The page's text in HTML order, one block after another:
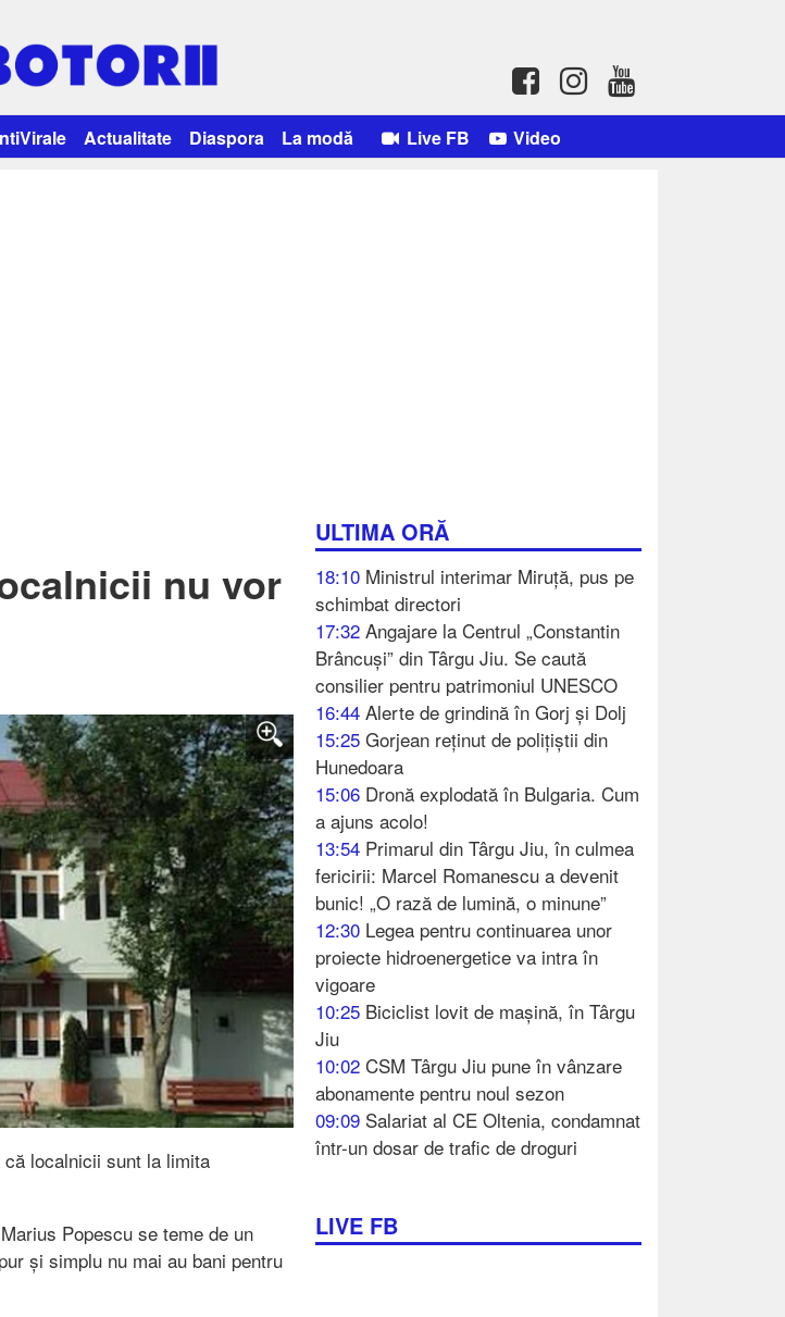
Actualitate Diaspora La modă Live FB Video
ULTIMA ORĂ
18:10 Ministrul interimar Miruță, pus pe
schimbat directori
17:32 Angajare la Centrul „Constantin
Brâncuși” din Târgu Jiu. Se caută
consilier pentru patrimoniul UNESCO
16:44 Alerte de grindină în Gorj și Dolj
15:25 Gorjean reținut de polițiștii din
Hunedoara
15:06 Dronă explodată în Bulgaria. Cum
a ajuns acolo!
13:54 Primarul din Târgu Jiu, în culmea
fericirii: Marcel Romanescu a devenit
bunic! „O rază de lumină, o minune”
12:30 Legea pentru continuarea unor
proiecte hidroenergetice va intra în
vigoare
10:25 Biciclist lovit de mașină, în Târgu
Jiu
10:02 CSM Târgu Jiu pune în vânzare
abonamente pentru noul sezon
09:09 Salariat al CE Oltenia, condamnat
într-un dosar de trafic de droguri
LIVE FB
nu vor
localnicii sunt la limita
Popescu se teme de un
și simplu nu mai au bani pentru